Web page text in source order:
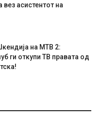
вез асистентот на
на МТВ 2:
ги откупи ТВ правата од